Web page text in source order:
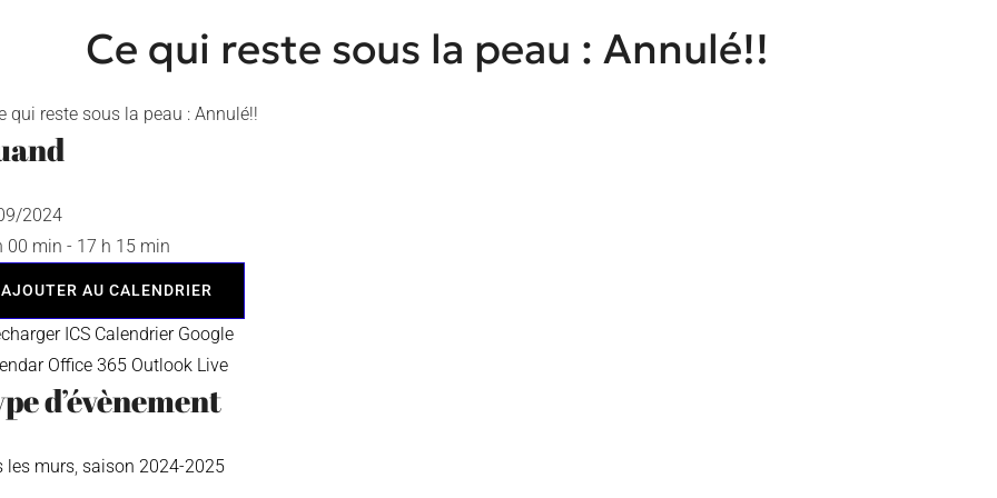
Ce qui reste sous la peau : Annulé!!
2024
00 min - 17 h 15 min
AJOUTER AU CALENDRIER
ICS Calendrier Google
Office 365 Outlook Live
d’évènement
les murs, saison 2024-2025